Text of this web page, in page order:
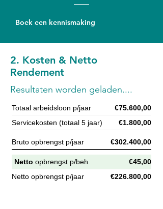
Boek een kennismaking
2. Kosten & Netto
Rendement
Resultaten worden geladen....
Totaal arbeidsloon p/jaar
€75.600,00
Servicekosten (totaal 5 jaar)
€1.800,00
Bruto opbrengst p/jaar €302.400,00
Netto opbrengst p/beh.
€45,00
Netto opbrengst p/jaar
€226.800,00